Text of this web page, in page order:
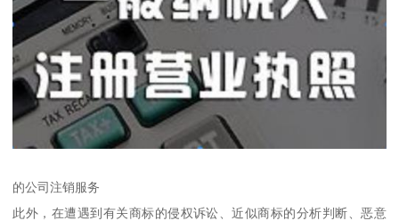
的公司注销服务
此外，在遭遇到有关商标的侵权诉讼、近似商标的分析判断、恶意